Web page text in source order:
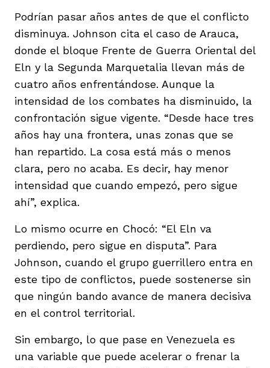
Podrían pasar años antes de que el conflicto
disminuya. Johnson cita el caso de Arauca,
donde el bloque Frente de Guerra Oriental del
Eln y la Segunda Marquetalia llevan más de
cuatro años enfrentándose. Aunque la
intensidad de los combates ha disminuido, la
confrontación sigue vigente. “Desde hace tres
años hay una frontera, unas zonas que se
han repartido. La cosa está más o menos
clara, pero no acaba. Es decir, hay menor
intensidad que cuando empezó, pero sigue
ahí”, explica.
Lo mismo ocurre en Chocó: “El Eln va
perdiendo, pero sigue en disputa”. Para
Johnson, cuando el grupo guerrillero entra en
este tipo de conflictos, puede sostenerse sin
que ningún bando avance de manera decisiva
en el control territorial.
Sin embargo, lo que pase en Venezuela es
una variable que puede acelerar o frenar la